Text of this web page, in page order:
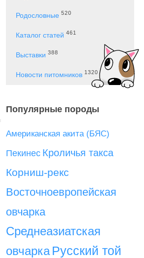
Родословные 520
Каталог статей 461
Выставки 388
Новости питомников 1320
Популярные породы
Американская акита (БЯС)
Пекинес Кроличья такса
Корниш-рекс
Восточноевропейская
овчарка
Среднеазиатская
овчарка Русский той